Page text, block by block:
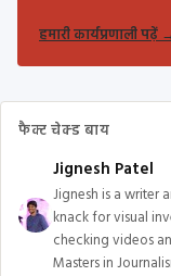
हमारी कार्यप्रणाली पढ़ें
फैक्ट चेक्ड बाय
Jignesh Patel
Jignesh is a writer
knack for visual
checking videos
Masters in